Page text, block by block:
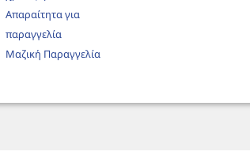
Απαραίτητα για
παραγγελία
Μαζική Παραγγελία